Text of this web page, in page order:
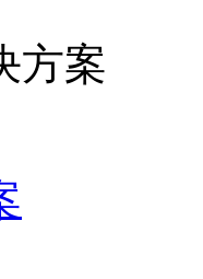
方案